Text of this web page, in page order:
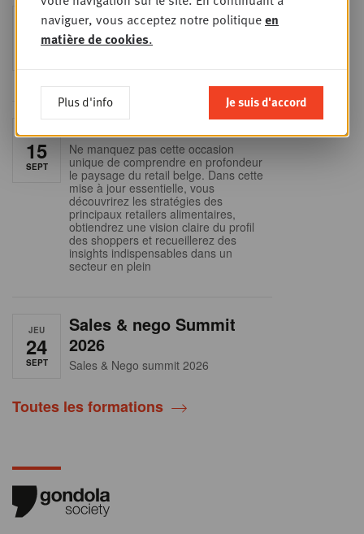
MER
9
Foodservice - Joint
business planning
MAR
15
SEPT
Into Retail - Sold out
Ne manquez pas cette occasion
unique de comprendre en profondeur
le paysage du retail belge. Dans cette
mise à jour essentielle, vous
découvrirez les stratégies des
principaux retailers alimentaires,
obtiendrez une vision claire du profil
des shoppers et recueillerez des
insights indispensables dans un
secteur en plein
JEU
24
SEPT
Sales & nego Summit
2026
Sales & Nego summit 2026
Toutes les formations
naviguer, vous acceptez notre politiqueen
matière de cookies.
Plus d'info Je suis d'accord